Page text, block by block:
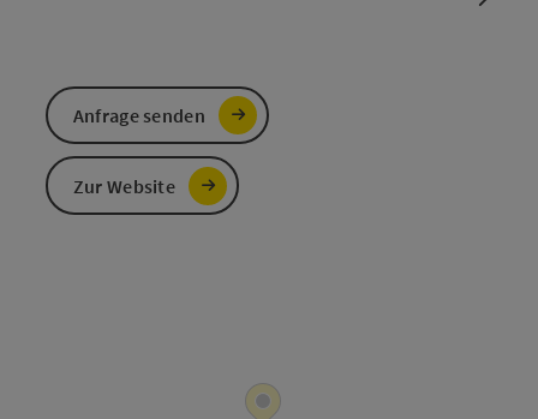
Anfrage senden
Zur Website